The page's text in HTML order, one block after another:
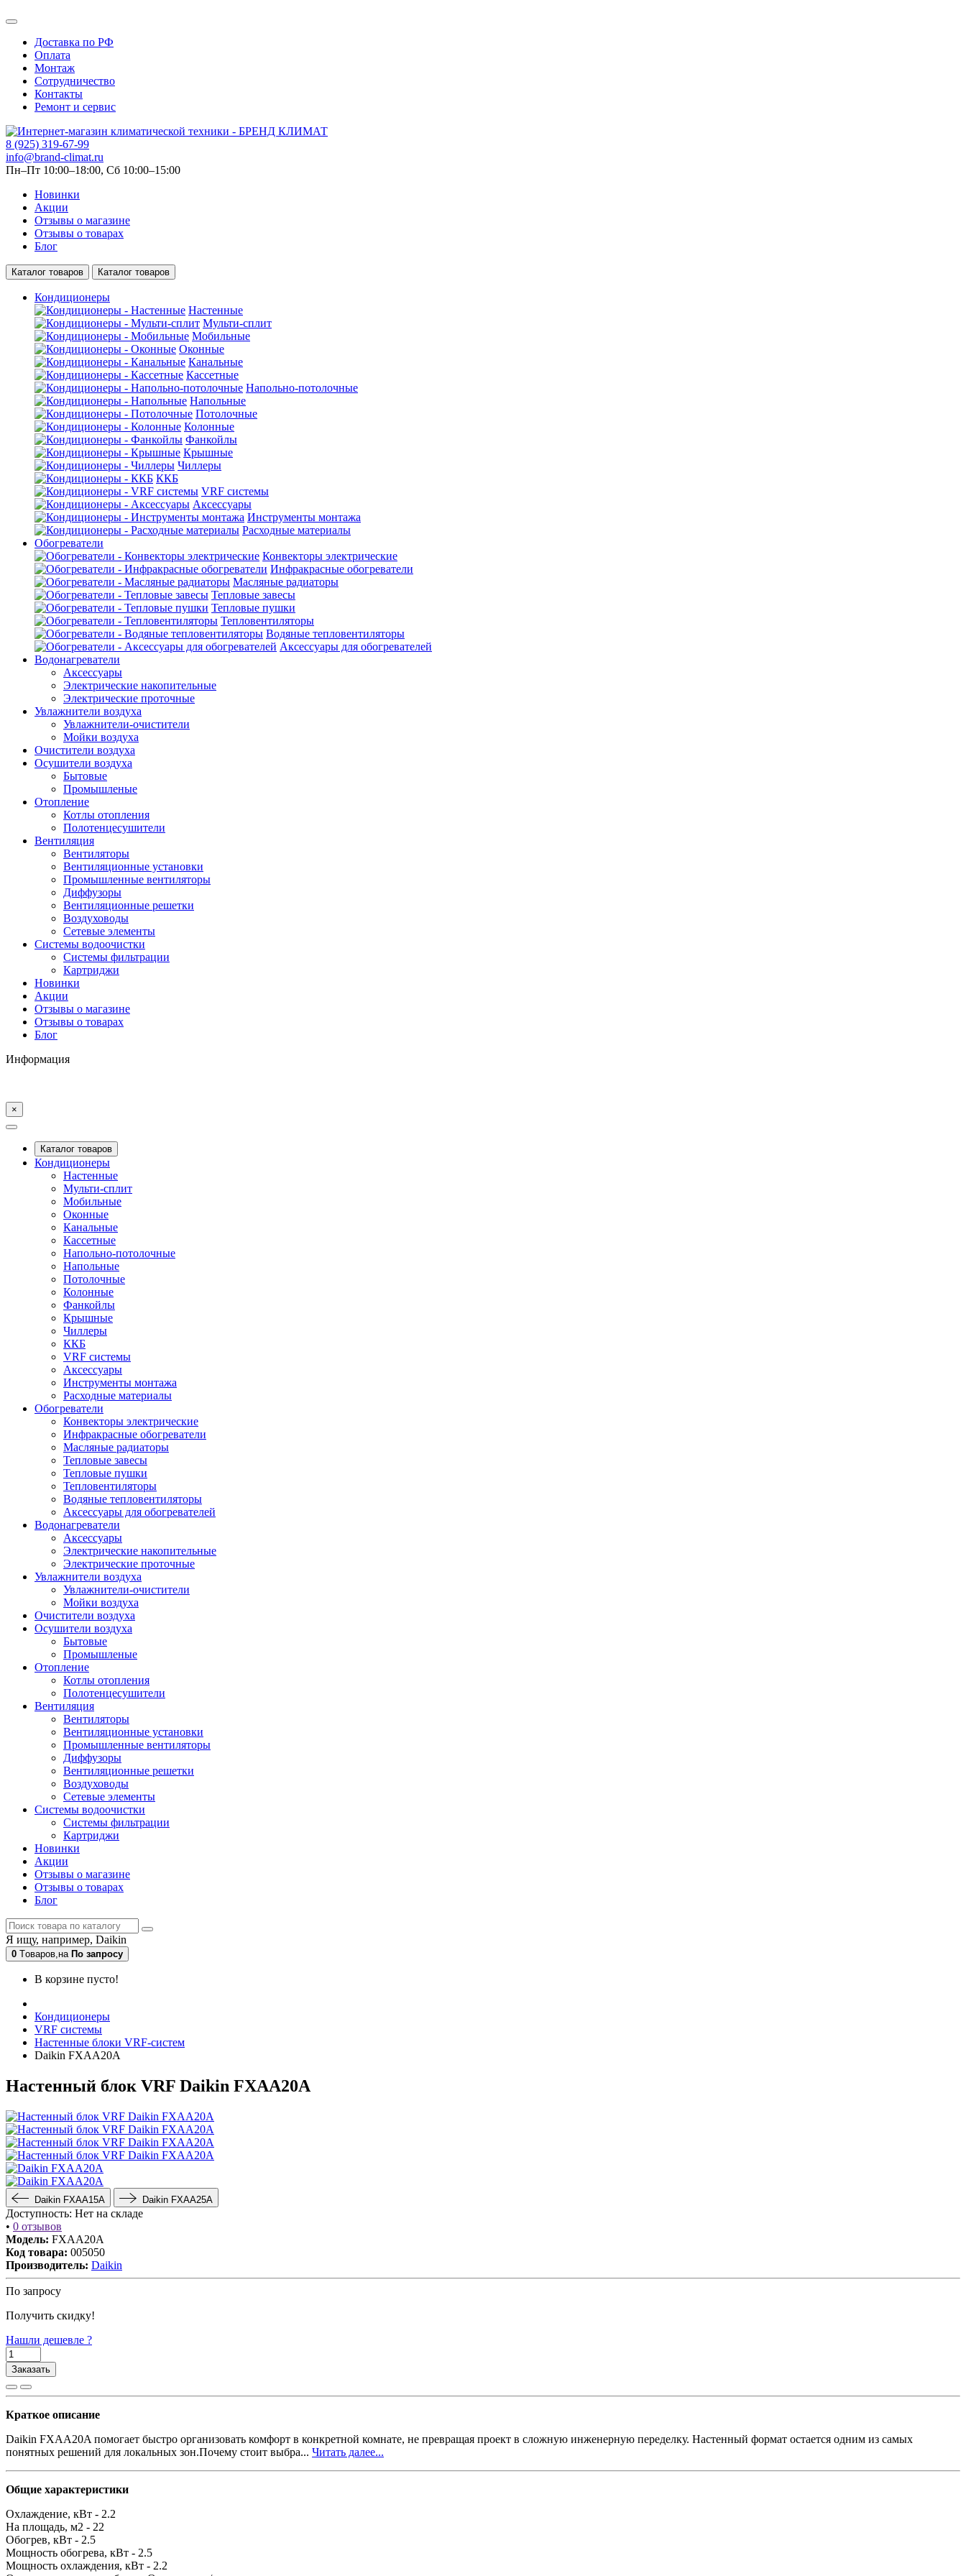
Доставка по РФ
Оплата
Монтаж
Сотрудничество
Контакты
Ремонт и сервис
8 (925) 319-67-99
info@brand-climat.ru
Пн–Пт 10:00–18:00, Сб 10:00–15:00
Новинки
Акции
Отзывы о магазине
Отзывы о товарах
Блог
Каталог товаров Каталог товаров
Кондиционеры
Настенные
Мульти-сплит
Мобильные
Оконные
Канальные
Кассетные
Напольно-потолочные
Напольные
Потолочные
Колонные
Фанкойлы
Крышные
Чиллеры
ККБ
VRF системы
Аксессуары
Инструменты монтажа
Расходные материалы
Обогреватели
Конвекторы электрические
Инфракрасные обогреватели
Масляные радиаторы
Тепловые завесы
Тепловые пушки
Тепловентиляторы
Водяные тепловентиляторы
Аксессуары для обогревателей
Водонагреватели
Аксессуары
Электрические накопительные
Электрические проточные
Увлажнители воздуха
Увлажнители-очистители
Мойки воздуха
Очистители воздуха
Осушители воздуха
Бытовые
Промышленые
Отопление
Котлы отопления
Полотенцесушители
Вентиляция
Вентиляторы
Вентиляционные установки
Промышленные вентиляторы
Диффузоры
Вентиляционные решетки
Воздуховоды
Сетевые элементы
Системы водоочистки
Системы фильтрации
Картриджи
Новинки
Акции
Отзывы о магазине
Отзывы о товарах
Блог
Информация
×
Каталог товаров
Кондиционеры
Настенные
Мульти-сплит
Мобильные
Оконные
Канальные
Кассетные
Напольно-потолочные
Напольные
Потолочные
Колонные
Фанкойлы
Крышные
Чиллеры
ККБ
VRF системы
Аксессуары
Инструменты монтажа
Расходные материалы
Обогреватели
Конвекторы электрические
Инфракрасные обогреватели
Масляные радиаторы
Тепловые завесы
Тепловые пушки
Тепловентиляторы
Водяные тепловентиляторы
Аксессуары для обогревателей
Водонагреватели
Аксессуары
Электрические накопительные
Электрические проточные
Увлажнители воздуха
Увлажнители-очистители
Мойки воздуха
Очистители воздуха
Осушители воздуха
Бытовые
Промышленые
Отопление
Котлы отопления
Полотенцесушители
Вентиляция
Вентиляторы
Вентиляционные установки
Промышленные вентиляторы
Диффузоры
Вентиляционные решетки
Воздуховоды
Сетевые элементы
Системы водоочистки
Системы фильтрации
Картриджи
Новинки
Акции
Отзывы о магазине
Отзывы о товарах
Блог
Я ищу, например, Daikin
0 Tоваров,на По запросу
В корзине пусто!
Кондиционеры
VRF системы
Настенные блоки VRF-систем
Daikin FXAA20A
Настенный блок VRF Daikin FXAA20A
Daikin FXAA15A Daikin FXAA25A
Доступность: Нет на складе
• 0 отзывов
Модель: FXAA20A
Код товара: 005050
Производитель: Daikin
По запросу
Получить скидку!
Нашли дешевле ?
Заказать
Краткое описание
Daikin FXAA20A помогает быстро организовать комфорт в конкретной комнате, не превращая проект в сложную инженерную переделку. Настенный формат остается одним из самых
понятных решений для локальных зон.Почему стоит выбра... Читать далее...
Общие характеристики
Охлаждение, кВт - 2.2
На площадь, м2 - 22
Обогрев, кВт - 2.5
Мощность обогрева, кВт - 2.5
Мощность охлаждения, кВт - 2.2